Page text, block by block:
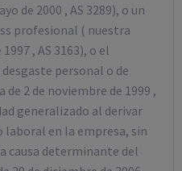
de 2000 , AS 3289), o un
profesional ( nuestra
, AS 3163), o el
personal o de
2 de noviembre de 1999 ,
generalizado al derivar
en la empresa, sin
causa determinante del